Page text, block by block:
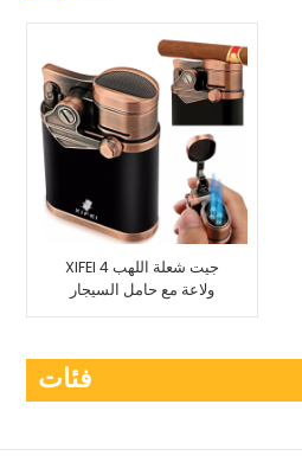
XIFEI 4 جيت شعلة اللهب
ولاعة مع حامل السيجار
فئات